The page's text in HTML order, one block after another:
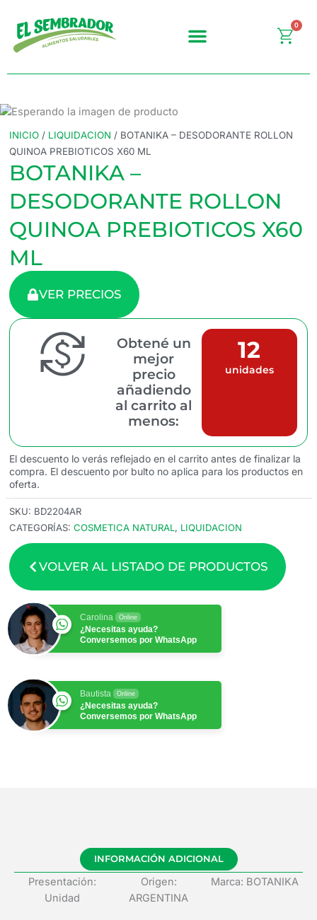
contenido
0
INICIO / LIQUIDACION / BOTANIKA – DESODORANTE ROLLON
QUINOA PREBIOTICOS X60 ML
BOTANIKA –
DESODORANTE ROLLON
QUINOA PREBIOTICOS X60
ML
VER PRECIOS
Obtené un
mejor
precio
añadiendo
al carrito al
menos:
12
unidades
El descuento lo verás reflejado en el carrito antes de finalizar la
compra. El descuento por bulto no aplica para los productos en
oferta.
SKU: BD2204AR
CATEGORÍAS: COSMETICA NATURAL , LIQUIDACION
VOLVER AL LISTADO DE PRODUCTOS
Carolina Online
¿Necesitas ayuda?
Conversemos por WhatsApp
Bautista Online
¿Necesitas ayuda?
Conversemos por WhatsApp
INFORMACIÓN ADICIONAL
Presentación:
Unidad
Origen:
ARGENTINA
Marca: BOTANIKA